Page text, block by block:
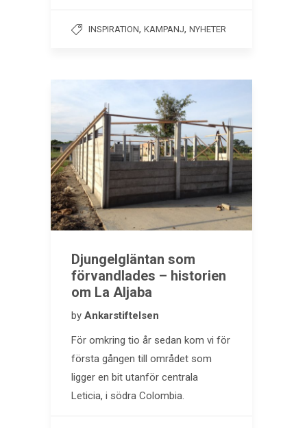
INSPIRATION, KAMPANJ, NYHETER
Djungelgläntan som
förvandlades – historien
om La Aljaba
by Ankarstiftelsen
För omkring tio år sedan kom vi för
första gången till området som
ligger en bit utanför centrala
Leticia, i södra Colombia.